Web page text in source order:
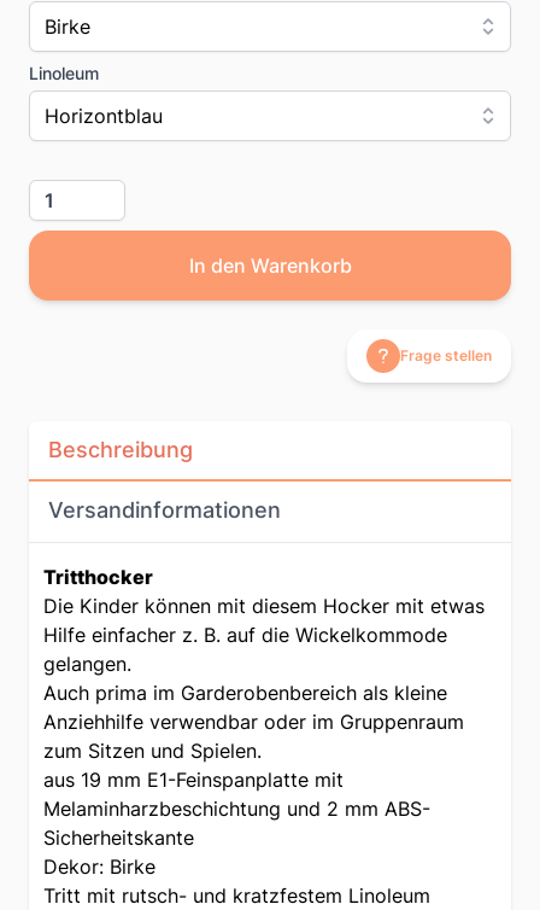
Birke
Linoleum
Horizontblau
Menge
In den Warenkorb
Frage stellen
Beschreibung
Versandinformationen
Tritthocker
Die Kinder können mit diesem Hocker mit etwas
Hilfe einfacher z. B. auf die Wickelkommode
gelangen.
Auch prima im Garderobenbereich als kleine
Anziehhilfe verwendbar oder im Gruppenraum
zum Sitzen und Spielen.
aus 19 mm E1-Feinspanplatte mit
Melaminharzbeschichtung und 2 mm ABS-
Sicherheitskante
Dekor: Birke
Tritt mit rutsch- und kratzfestem Linoleum